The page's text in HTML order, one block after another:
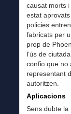
causat morts
estat
policies
fabricats per
prop de
l’ús de
confio que no
representant
autoritzen.
Aplicacions
Sens dubte la